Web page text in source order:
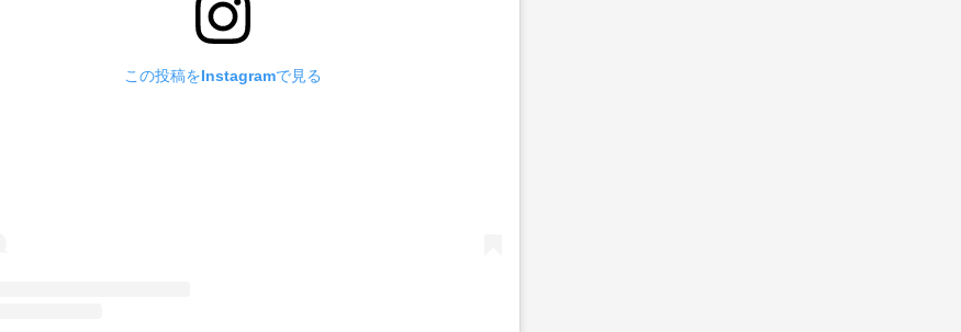
この投稿をInstagramで見る